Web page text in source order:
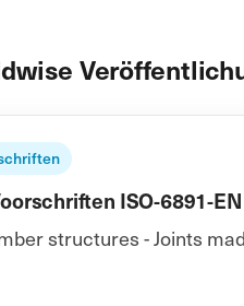
ISO-6891-EN
structures - Joints